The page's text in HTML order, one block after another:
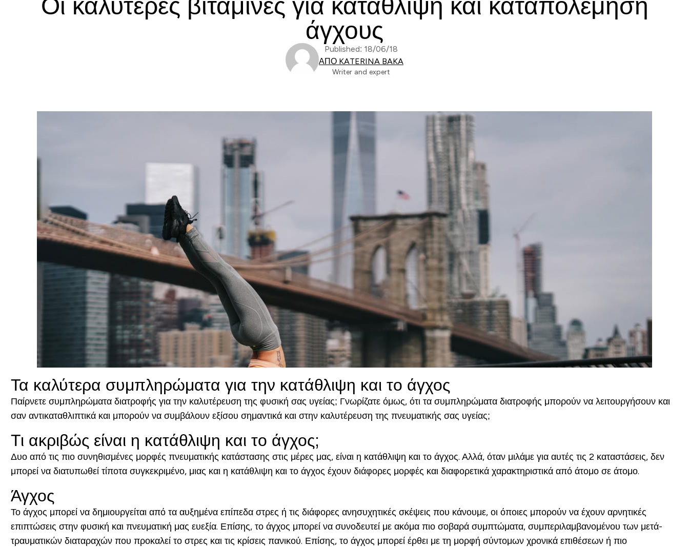
Οι καλύτερες βιταμίνες για κατάθλιψη και καταπολέμηση
άγχους
Published: 18/06/18
ΑΠΌ KATERINA BAKA
Writer and expert
Τα καλύτερα συμπληρώματα για την κατάθλιψη και το άγχος
Παίρνετε συμπληρώματα διατροφής για την καλυτέρευση της φυσική σας υγείας; Γνωρίζατε όμως, ότι τα συμπληρώματα διατροφής μπορούν να λειτουργήσουν και
σαν αντικαταθλιπτικά και μπορούν να συμβάλουν εξίσου σημαντικά και στην καλυτέρευση της πνευματικής σας υγείας;
Τι ακριβώς είναι η κατάθλιψη και το άγχος;
Δυο από τις πιο συνηθισμένες μορφές πνευματικής κατάστασης στις μέρες μας, είναι η κατάθλιψη και το άγχος. Αλλά, όταν μιλάμε για αυτές τις 2 καταστάσεις, δεν
μπορεί να διατυπωθεί τίποτα συγκεκριμένο, μιας και η κατάθλιψη και το άγχος έχουν διάφορες μορφές και διαφορετικά χαρακτηριστικά από άτομο σε άτομο.
Άγχος
Το άγχος μπορεί να δημιουργείται από τα αυξημένα επίπεδα στρες ή τις διάφορες ανησυχητικές σκέψεις που κάνουμε, οι όποιες μπορούν να έχουν αρνητικές
επιπτώσεις στην φυσική και πνευματική μας ευεξία. Επίσης, το άγχος μπορεί να συνοδευτεί με ακόμα πιο σοβαρά συμπτώματα, συμπεριλαμβανομένου των μετά-
τραυματικών διαταραχών που προκαλεί το στρες και τις κρίσεις πανικού. Επίσης, το άγχος μπορεί έρθει με τη μορφή σύντομων χρονικά επιθέσεων ή πιο